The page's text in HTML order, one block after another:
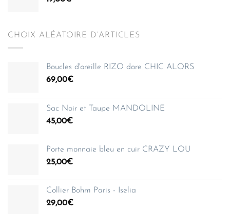
CHOIX ALÉATOIRE D’ARTICLES
Boucles d'oreille RIZO dore CHIC ALORS
69,00€
Sac Noir et Taupe MANDOLINE
45,00€
Porte monnaie bleu en cuir CRAZY LOU
25,00€
Collier Bohm Paris - Iselia
29,00€